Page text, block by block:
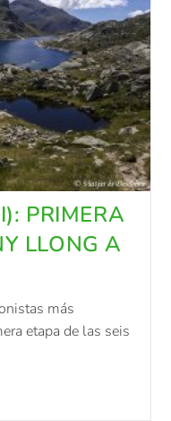
PRIMERA
LLONG A
más
etapa de las seis